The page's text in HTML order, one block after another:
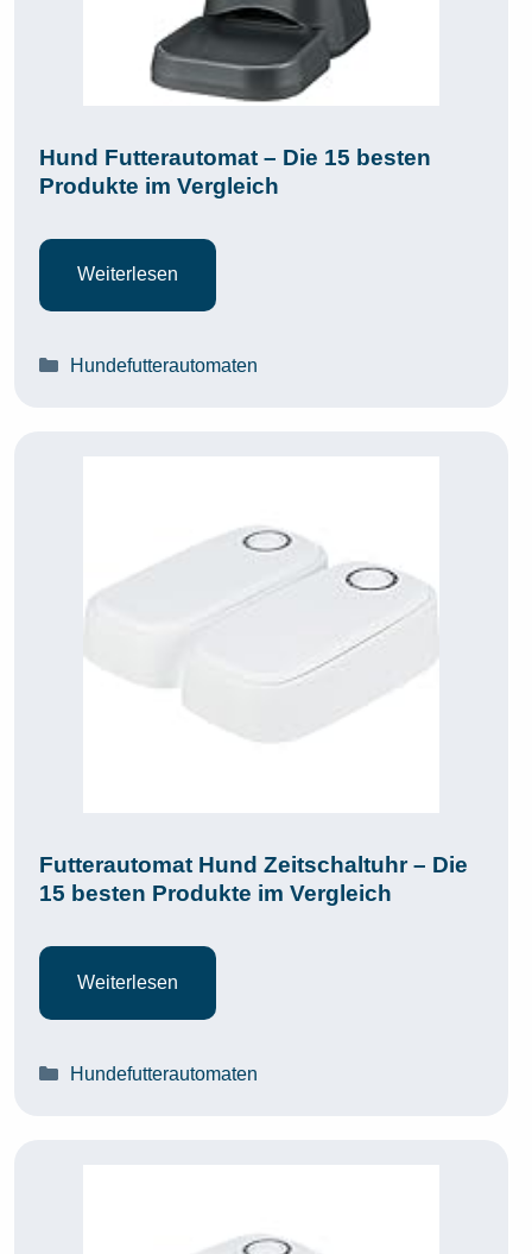
Hund Futterautomat – Die 15 besten
Produkte im Vergleich
Weiterlesen
Kategorien
Hundefutterautomaten
Futterautomat Hund Zeitschaltuhr – Die
15 besten Produkte im Vergleich
Weiterlesen
Kategorien
Hundefutterautomaten